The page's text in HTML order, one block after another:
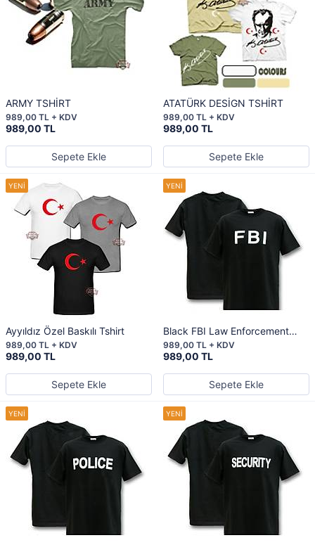
ARMY TSHİRT
989,00 TL
989,00 TL + KDV
Sepete Ekle
ATATÜRK DESİGN TSHİRT
989,00 TL
989,00 TL + KDV
Sepete Ekle
Ayyıldız Özel Baskılı Tshirt
989,00 TL
989,00 TL + KDV
Sepete Ekle
Black FBI Law Enforcement
Shirt
989,00 TL
989,00 TL + KDV
Sepete Ekle